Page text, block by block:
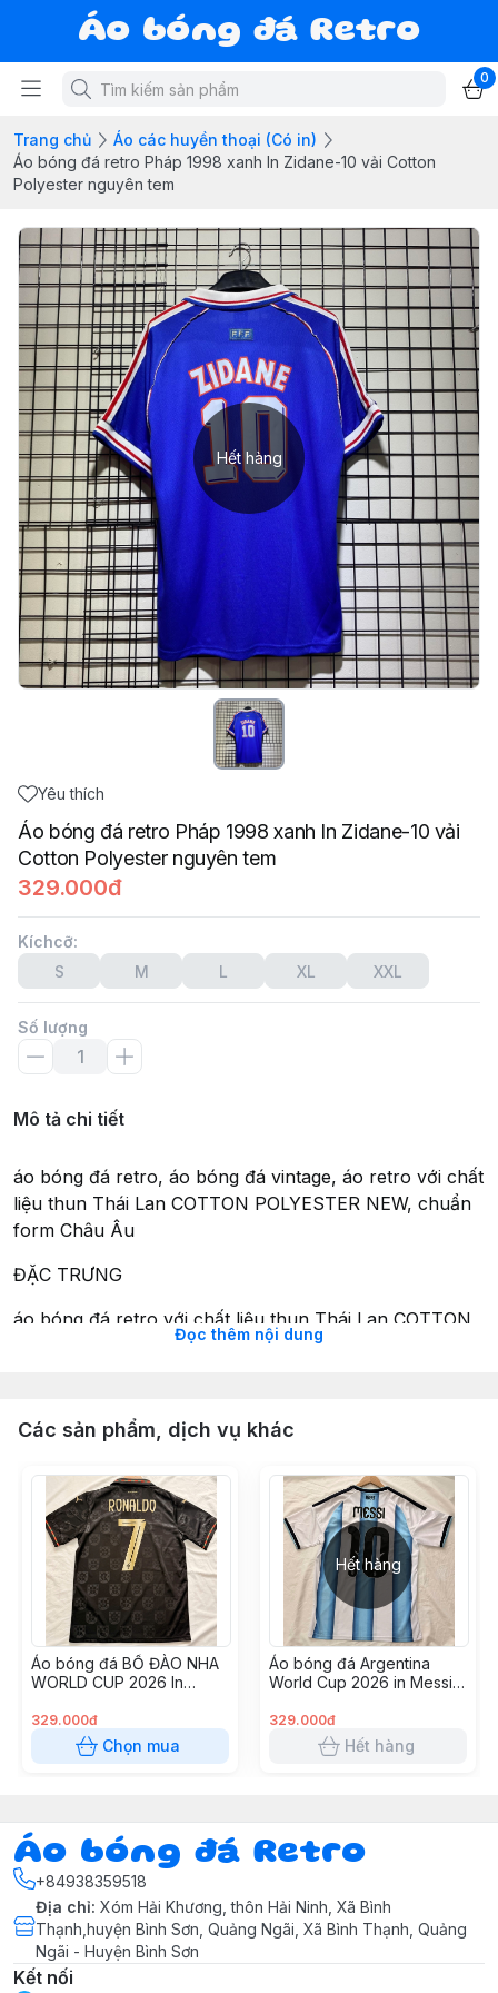
Áo bóng đá Retro
0
Trang chủ
Áo các huyền thoại (Có in)
Áo bóng đá retro Pháp 1998 xanh In Zidane-10 vải Cotton
Polyester nguyên tem
Hết hàng
Yêu thích
Áo bóng đá retro Pháp 1998 xanh In Zidane-10 vải
Cotton Polyester nguyên tem
329.000đ
Kíchcỡ:
S
M L XL XXL
Số lượng
Mô tả chi tiết
áo bóng đá retro, áo bóng đá vintage, áo retro với chất
liệu thun Thái Lan COTTON POLYESTER NEW, chuẩn
form Châu Âu
ĐẶC TRƯNG
áo bóng đá retro với chất liệu thun Thái Lan COTTON
POLYESTER NEW kết hợp những chi tiết phần lưới,
LOGO thêu nổi bật
áo đấu
thấm hút mồ hôi cực tốt
mẫu áo bóng đá vintage hoài niệm được sống dậy với
phong cách blockcore
C,AM K,ẾT
Ảnh chụp và video hoàn toàn từ shop
Đổi sản phẩm miễn phí nếu có lỗi từ shop
HƯỚNG DẪN CHỌN SIZE
Đọc thêm nội dung
Các sản phẩm, dịch vụ khác
Áo bóng đá BỒ ĐÀO NHA
WORLD CUP 2026 In
Polyester nguyên tem
329.000đ
Chọn mua
Hết hàng
Áo bóng đá Argentina
World Cup 2026 in Messi-
nguyên tem
329.000đ
Hết hàng
Áo bóng đá Retro
+84938359518
Địa chỉ: Xóm Hải Khương, thôn Hải Ninh, Xã Bình
Thạnh,huyện Bình Sơn, Quảng Ngãi, Xã Bình Thạnh, Quảng
Ngãi - Huyện Bình Sơn
Kết nối